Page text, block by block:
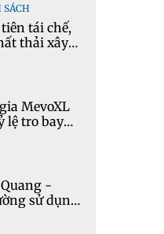
hạ tầng
SÁCH
tái chế,
thải xây
MevoXL
lệ tro bay
-
sử dụng